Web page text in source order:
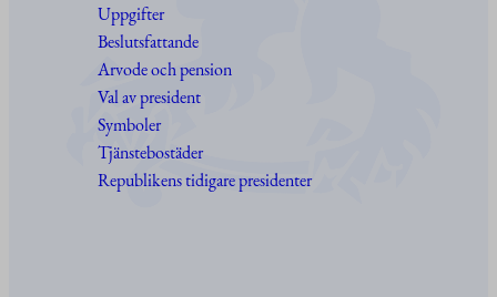
Uppgifter
Beslutsfattande
Arvode och pension
Val av president
Symboler
Tjänstebostäder
Republikens tidigare presidenter